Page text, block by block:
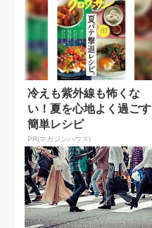
冷えも紫外線も怖くな
い！夏を心地よく過ごす
簡単レシピ
PR(マガジンハウス)